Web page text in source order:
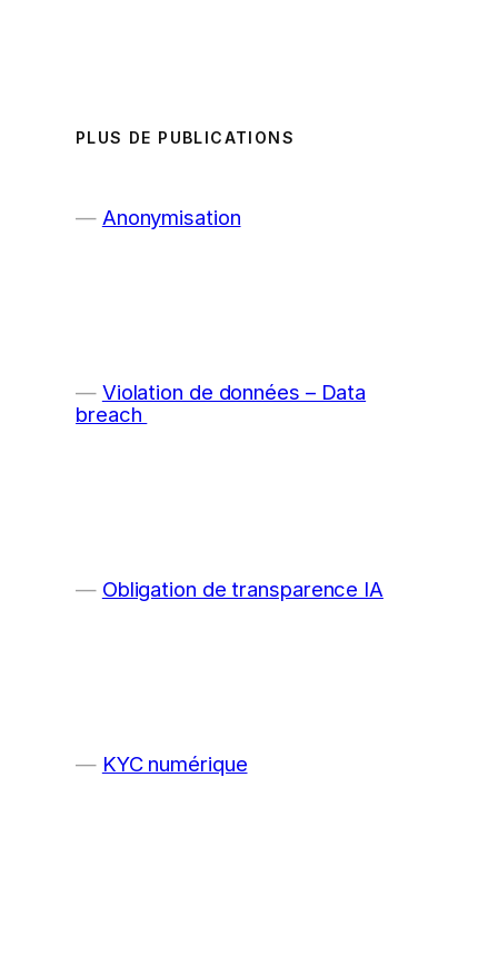
PLUS DE PUBLICATIONS
Anonymisation
Violation de données – Data
breach
Obligation de transparence IA
KYC numérique